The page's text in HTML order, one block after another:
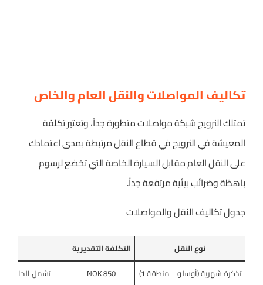
تكاليف المواصلات والنقل العام والخاص
تمتلك النرويج شبكة مواصلات متطورة جداً، وتعتبر تكلفة
المعيشة في النرويج في قطاع النقل مرتبطة بمدى اعتمادك
على النقل العام مقابل السيارة الخاصة التي تخضع لرسوم
باهظة وضرائب بيئية مرتفعة جداً.
جدول تكاليف النقل والمواصلات
نوع النقل التكلفة التقديرية
تذكرة شهرية (أوسلو – منطقة 1)
850 NOK تشمل الحافلات،